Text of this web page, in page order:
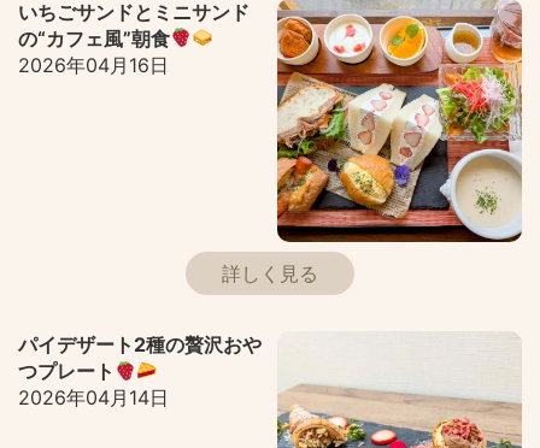
いちごサンドとミニサンド
の“カフェ風”朝食
2026年04月16日
詳しく見る
パイデザート2種の贅沢おや
つプレート
2026年04月14日